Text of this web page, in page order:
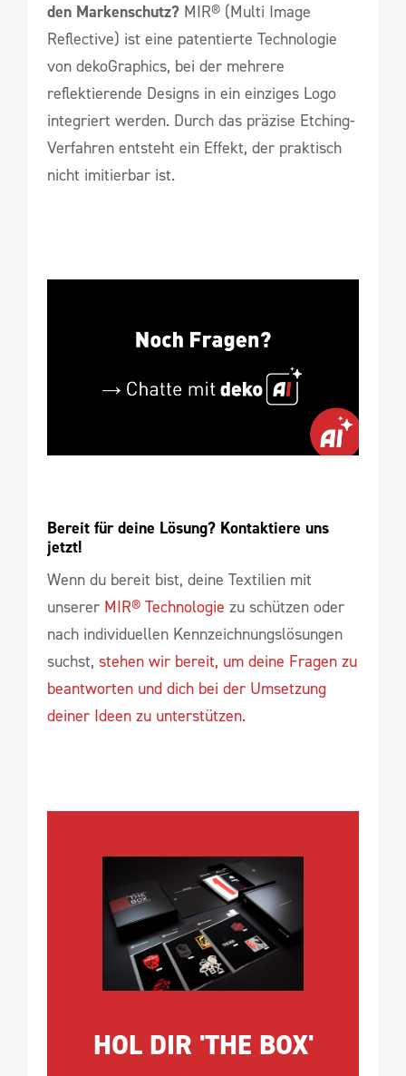
den Markenschutz? MIR® (Multi Image
Reflective) ist eine patentierte Technologie
von dekoGraphics, bei der mehrere
reflektierende Designs in ein einziges Logo
integriert werden. Durch das präzise Etching-
Verfahren entsteht ein Effekt, der praktisch
nicht imitierbar ist.
Bereit für deine Lösung? Kontaktiere uns
jetzt!
Wenn du bereit bist, deine Textilien mit
unserer MIR® Technologie zu schützen oder
nach individuellen Kennzeichnungslösungen
suchst, stehen wir bereit, um deine Fragen zu
beantworten und dich bei der Umsetzung
deiner Ideen zu unterstützen.
HOL DIR 'THE BOX'